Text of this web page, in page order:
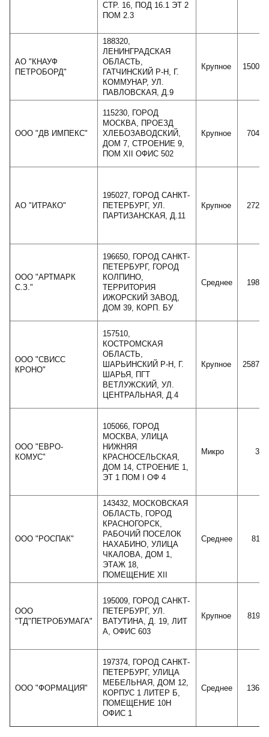
СТР. 16, ПОД 16.1 ЭТ 2
ПОМ 2.3
АО "КНАУФ
ПЕТРОБОРД"
188320,
ЛЕНИНГРАДСКАЯ
ОБЛАСТЬ,
ГАТЧИНСКИЙ Р-Н, Г.
КОММУНАР, УЛ.
ПАВЛОВСКАЯ, Д.9
Крупное
ООО "ДВ ИМПЕКС"
115230, ГОРОД
МОСКВА, ПРОЕЗД
ХЛЕБОЗАВОДСКИЙ,
ДОМ 7, СТРОЕНИЕ 9,
ПОМ XII ОФИС 502
Крупное
АО "ИТРАКО"
195027, ГОРОД САНКТ-
ПЕТЕРБУРГ, УЛ.
ПАРТИЗАНСКАЯ, Д.11
Крупное
ООО "АРТМАРК
С.З."
196650, ГОРОД САНКТ-
ПЕТЕРБУРГ, ГОРОД
КОЛПИНО,
ТЕРРИТОРИЯ
ИЖОРСКИЙ ЗАВОД,
ДОМ 39, КОРП. БУ
Среднее
ООО "СВИСС
КРОНО"
157510,
КОСТРОМСКАЯ
ОБЛАСТЬ,
ШАРЬИНСКИЙ Р-Н, Г.
ШАРЬЯ, ПГТ
ВЕТЛУЖСКИЙ, УЛ.
ЦЕНТРАЛЬНАЯ, Д.4
Крупное
ООО "ЕВРО-
КОМУС"
105066, ГОРОД
МОСКВА, УЛИЦА
НИЖНЯЯ
КРАСНОСЕЛЬСКАЯ,
ДОМ 14, СТРОЕНИЕ 1,
ЭТ 1 ПОМ I ОФ 4
Микро
ООО "РОСПАК"
143432, МОСКОВСКАЯ
ОБЛАСТЬ, ГОРОД
КРАСНОГОРСК,
РАБОЧИЙ ПОСЕЛОК
НАХАБИНО, УЛИЦА
ЧКАЛОВА, ДОМ 1,
ЭТАЖ 18,
ПОМЕЩЕНИЕ XII
Среднее
ООО
"ТД"ПЕТРОБУМАГА"
195009, ГОРОД САНКТ-
ПЕТЕРБУРГ, УЛ.
ВАТУТИНА, Д. 19, ЛИТ
А, ОФИС 603
Крупное
ООО "ФОРМАЦИЯ"
197374, ГОРОД САНКТ-
ПЕТЕРБУРГ, УЛИЦА
МЕБЕЛЬНАЯ, ДОМ 12,
КОРПУС 1 ЛИТЕР Б,
ПОМЕЩЕНИЕ 10Н
ОФИС 1
Среднее